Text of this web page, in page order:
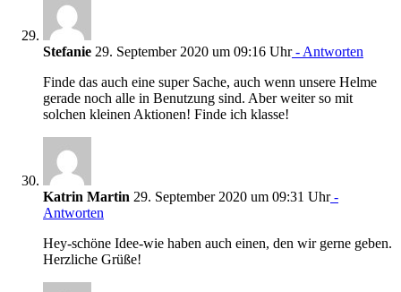
Stefanie 29. September 2020 um 09:16 Uhr- Antworten
Finde das auch eine super Sache, auch wenn unsere Helme
gerade noch alle in Benutzung sind. Aber weiter so mit
solchen kleinen Aktionen! Finde ich klasse!
Katrin Martin 29. September 2020 um 09:31 Uhr-
Antworten
Hey-schöne Idee-wie haben auch einen, den wir gerne geben.
Herzliche Grüße!